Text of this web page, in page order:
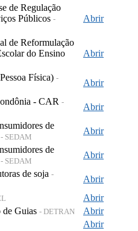
de Regulação
Públicos -
Abrir
de Reformulação
do Ensino
Abrir
Física) -
Abrir
- CAR -
Abrir
de
- SEDAM
Abrir
de
- SEDAM
Abrir
de soja -
Abrir
Abrir
de Guias - DETRAN
Abrir
Abrir